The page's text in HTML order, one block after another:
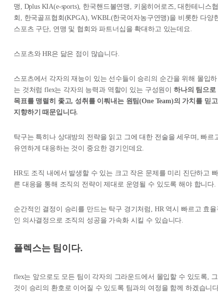
맹, Dplus KIA(e-sports), 한국핸드볼연맹, 키움히어로즈, 대한테니스협
회, 한국골프협회(KPGA), WKBL(한국여자농구연맹)을 비롯한 다양
스포츠 구단, 연맹 및 협회와 파트너십을 확대하고 있는데요.
스포츠와 HR은 닮은 점이 많습니다.
스포츠에서 각자의 재능이 있는 선수들이 승리의 순간을 위해 몰입하
는 것처럼 flex는 각자의 능력과 역할이 있는 구성원이 하나의 팀으로
목표를 맹렬히 좇고, 성취를 이뤄내는 원팀(One Team)의 가치를 믿고
지향하기 때문입니다.
탁구는 특히나 상대방의 전략을 읽고 그에 대한 전술을 세우며, 빠르
유연하게 대응하는 것이 중요한 경기인데요.
HR도 조직 내에서 발생할 수 있는 크고 작은 문제를 미리 진단하고 빠
른 대응을 통해 조직의 전략이 제대로 운영될 수 있도록 해야 합니다.
순간적인 결정이 승리를 만드는 탁구 경기처럼, HR 역시 빠르고 효율
인 의사결정으로 조직의 성공을 가속화 시킬 수 있습니다.
플렉스는 팀이다.
flex는 앞으로도 모든 팀이 각자의 그라운드에서 몰입할 수 있도록, 그
것이 승리의 환호로 이어질 수 있도록 팀과의 여정을 함께 하겠습니